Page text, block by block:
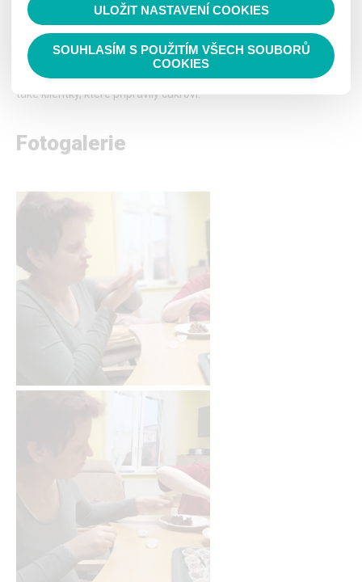
Pečeme cukroví
Do příprav na dnešní rozsvícení vánočního stromu se zapojily
také klientky, které připravily cukroví.
Fotogalerie
ULOŽIT NASTAVENÍ COOKIES
SOUHLASÍM S POUŽITÍM VŠECH SOUBORŮ
COOKIES